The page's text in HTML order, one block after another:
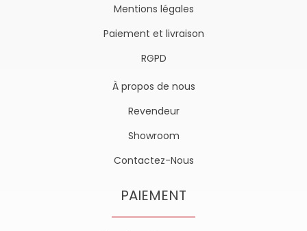
Mentions légales
Paiement et livraison
RGPD
À propos de nous
Revendeur
Showroom
Contactez-Nous
PAIEMENT